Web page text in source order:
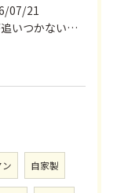
07/21
追熟が追いつかないほど気にかけていただいている
自家製